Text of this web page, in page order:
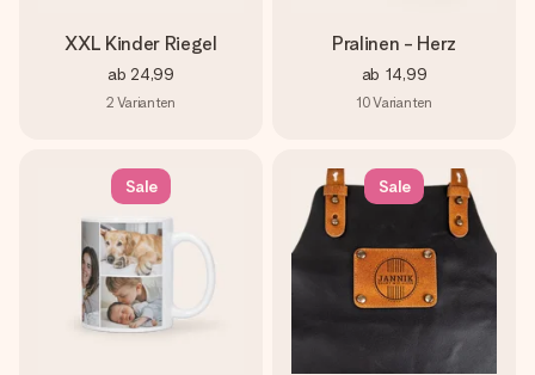
XXL Kinder Riegel
ab 24,99
2 Varianten
Pralinen - Herz
ab 14,99
10Varianten
Sale Sale